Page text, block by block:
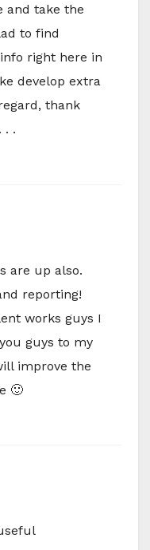
and take the
to find
right here in
develop extra
thank
. .
are up also.
reporting!
works guys I
guys to my
improve the
🙂